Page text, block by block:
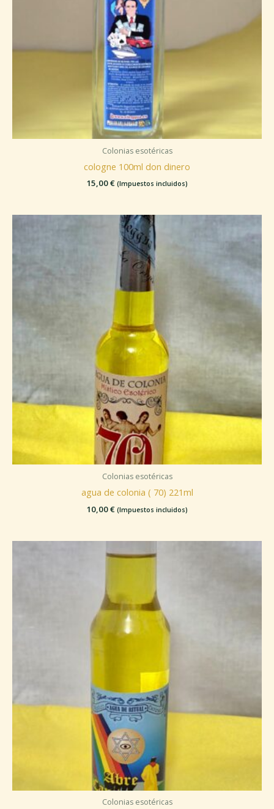
Colonias esotéricas
cologne 100ml don dinero
15,00€ (Impuestos incluidos)
Colonias esotéricas
agua de colonia ( 70) 221ml
10,00€ (Impuestos incluidos)
Colonias esotéricas